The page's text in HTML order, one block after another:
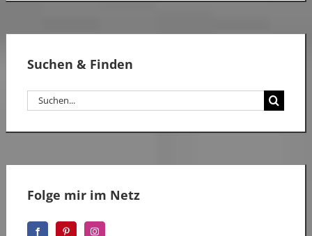
Suchen & Finden
Suche
nach:
Folge mir im Netz